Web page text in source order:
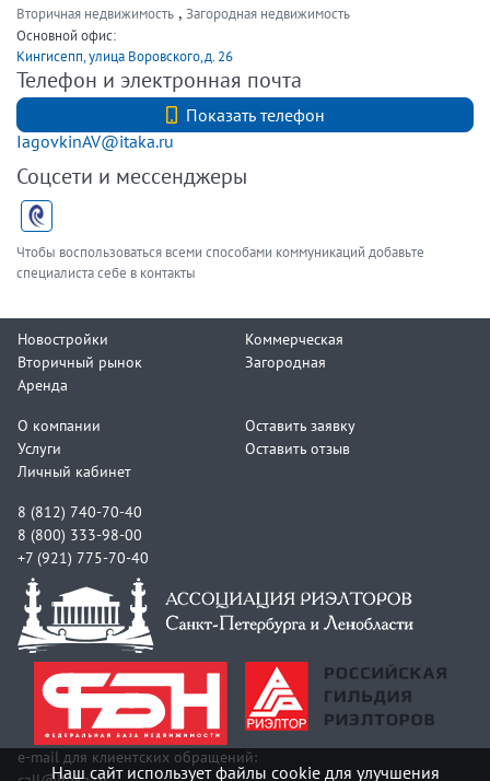
Вторичная недвижимость , Загородная недвижимость
Основной офис:
Кингисепп, улица Воровского,д. 26
Телефон и электронная почта
Показать телефон
IagovkinAV@itaka.ru
Соцсети и мессенджеры
Чтобы воспользоваться всеми способами коммуникаций добавьте
специалиста себе в контакты
Новостройки
Вторичный рынок
Аренда
Коммерческая
Загородная
О компании
Услуги
Личный кабинет
Оставить заявку
Оставить отзыв
8 (812) 740-70-40
8 (800) 333-98-00
+7 (921) 775-70-40
e-mail для клиентских обращений:
Наш сайт использует файлы cookie для улучшения